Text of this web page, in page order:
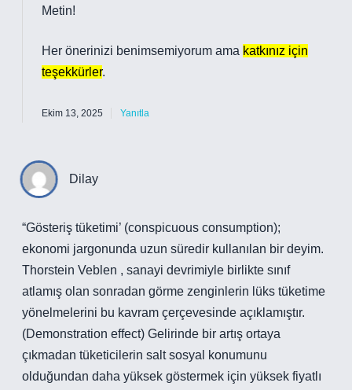
Metin!
Her önerinizi benimsemiyorum ama katkınız için
teşekkürler.
Ekim 13, 2025 Yanıtla
Dilay
“Gösteriş tüketimi’ (conspicuous consumption);
ekonomi jargonunda uzun süredir kullanılan bir deyim.
Thorstein Veblen , sanayi devrimiyle birlikte sınıf
atlamış olan sonradan görme zenginlerin lüks tüketime
yönelmelerini bu kavram çerçevesinde açıklamıştır.
(Demonstration effect) Gelirinde bir artış ortaya
çıkmadan tüketicilerin salt sosyal konumunu
olduğundan daha yüksek göstermek için yüksek fiyatlı